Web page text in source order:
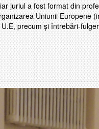
juriul a fost format din
Uniunii
precum și întrebări-